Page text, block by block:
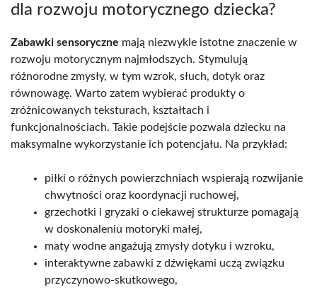
dla rozwoju motorycznego dziecka?
Zabawki sensoryczne mają niezwykle istotne znaczenie w
rozwoju motorycznym najmłodszych. Stymulują
różnorodne zmysły, w tym wzrok, słuch, dotyk oraz
równowagę. Warto zatem wybierać produkty o
zróżnicowanych teksturach, kształtach i
funkcjonalnościach. Takie podejście pozwala dziecku na
maksymalne wykorzystanie ich potencjału. Na przykład:
piłki o różnych powierzchniach wspierają rozwijanie
chwytności oraz koordynacji ruchowej,
grzechotki i gryzaki o ciekawej strukturze pomagają
w doskonaleniu motoryki małej,
maty wodne angażują zmysły dotyku i wzroku,
interaktywne zabawki z dźwiękami uczą związku
przyczynowo-skutkowego,